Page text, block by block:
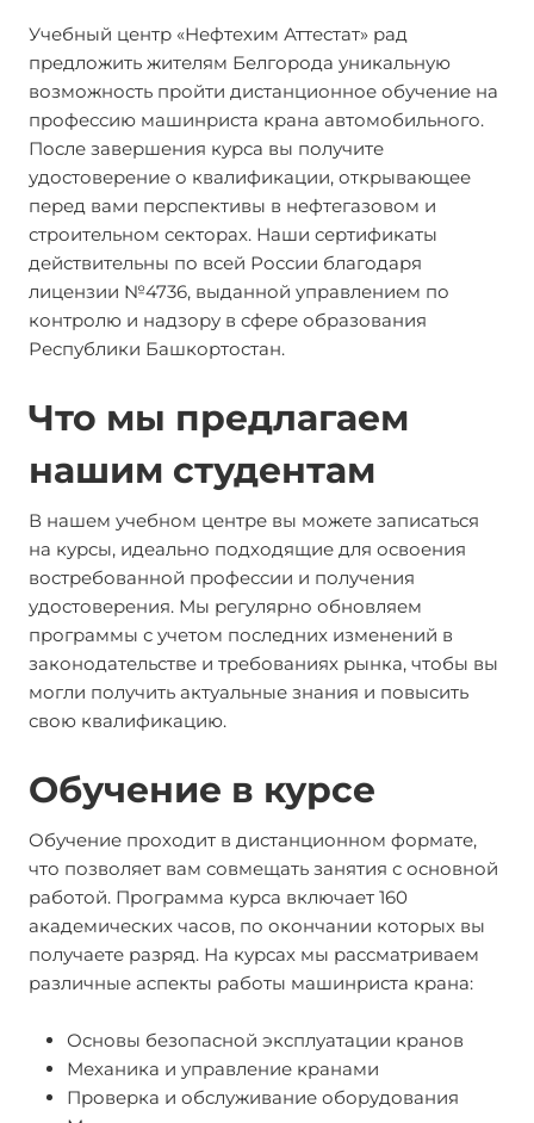
Учебный центр «Нефтехим Аттестат» рад
предложить жителям Белгорода уникальную
возможность пройти дистанционное обучение на
профессию машинриста крана автомобильного.
После завершения курса вы получите
удостоверение о квалификации, открывающее
перед вами перспективы в нефтегазовом и
строительном секторах. Наши сертификаты
действительны по всей России благодаря
лицензии №4736, выданной управлением по
контролю и надзору в сфере образования
Республики Башкортостан.
Что мы предлагаем
нашим студентам
В нашем учебном центре вы можете записаться
на курсы, идеально подходящие для освоения
востребованной профессии и получения
удостоверения. Мы регулярно обновляем
программы с учетом последних изменений в
законодательстве и требованиях рынка, чтобы вы
могли получить актуальные знания и повысить
свою квалификацию.
Обучение в курсе
Обучение проходит в дистанционном формате,
что позволяет вам совмещать занятия с основной
работой. Программа курса включает 160
академических часов, по окончании которых вы
получаете разряд. На курсах мы рассматриваем
различные аспекты работы машинриста крана:
Основы безопасной эксплуатации кранов
Механика и управление кранами
Проверка и обслуживание оборудования